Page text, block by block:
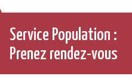
Service Population :
Prenez rendez-vous